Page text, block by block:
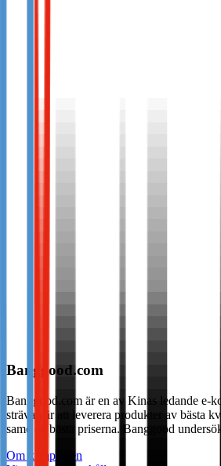
Banggood.com
Banggood.com är en av Kinas ledande e-
strävan är att leverera produkter av bästa
same de bästa priserna. Banggood
Om kampanjen